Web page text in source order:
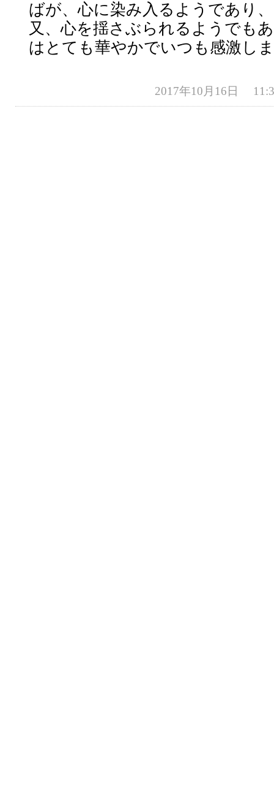
ばが、心に染み入るようであり、
又、心を揺さぶられるようでも
はとても華やかでいつも感激し
2017年10月16日